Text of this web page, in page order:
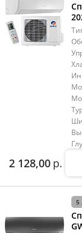
2 128,00 р.
5